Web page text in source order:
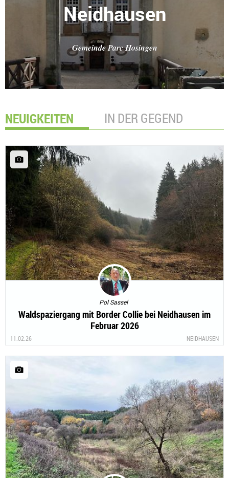
Neidhausen
Gemeinde Parc Hosingen
NEUIGKEITEN IN DER GEGEND
Pol Sassel
Waldspaziergang mit Border Collie bei Neidhausen im
Februar 2026
11.02.26 NEIDHAUSEN